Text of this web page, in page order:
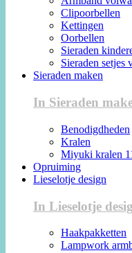
Clipoorbellen
Kettingen
Oorbellen
Sieraden
Sieraden setjes
Sieraden maken
In Sieraden
Benodigdheden
Kralen
Miyuki kralen
Opruiming
Lieselotje design
In Lieselotje
Haakpakketten
Lampwork